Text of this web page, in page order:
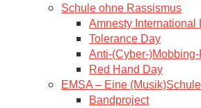
Schule ohne Rassismus
Amnesty International
Tolerance Day
Anti-(Cyber-
Red Hand Day
EMSA – Eine
Bandproject